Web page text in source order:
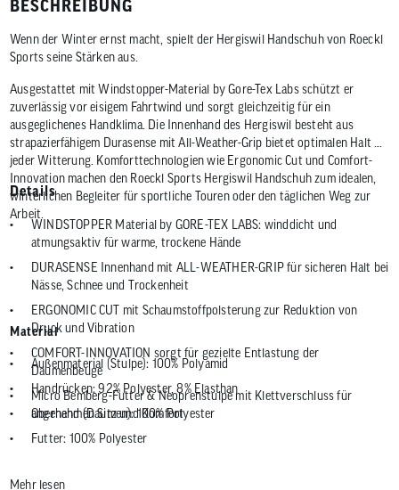
BESCHREIBUNG
Wenn der Winter ernst macht, spielt der Hergiswil Handschuh von Roeckl
Sports seine Stärken aus.
Ausgestattet mit Windstopper-Material by Gore-Tex Labs schützt er
zuverlässig vor eisigem Fahrtwind und sorgt gleichzeitig für ein
ausgeglichenes Handklima. Die Innenhand des Hergiswil besteht aus
strapazierfähigem Durasense mit All-Weather-Grip bietet optimalen Halt bei
jeder Witterung. Komforttechnologien wie Ergonomic Cut und Comfort-
Innovation machen den Roeckl Sports Hergiswil Handschuh zum idealen,
winterlichen Begleiter für sportliche Touren oder den täglichen Weg zur
Arbeit.
Details
WINDSTOPPER Material by GORE-TEX LABS: winddicht und
atmungsaktiv für warme, trockene Hände
DURASENSE Innenhand mit ALL-WEATHER-GRIP für sicheren Halt bei
Nässe, Schnee und Trockenheit
ERGONOMIC CUT mit Schaumstoffpolsterung zur Reduktion von
Druck und Vibration
COMFORT-INNOVATION sorgt für gezielte Entlastung der
Daumenbeuge
Micro Bemberg-Futter & Neoprenstulpe mit Klettverschluss für
angenehmen Sitz und Komfort
Material
Außenmaterial (Stulpe): 100% Polyamid
Handrücken: 92% Polyester, 8% Elasthan
Oberhand (Daumen): 100% Polyester
Futter: 100% Polyester
Mehr lesen